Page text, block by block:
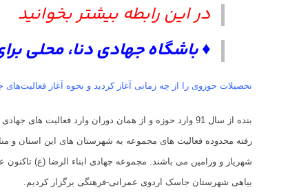
در این رابطه بیشتر بخوانید
♦باشگاه جهادی دنا، محلی
تحصیلات حوزوی را از چه زمانی آغاز کردید و نحوه آغاز
بنده از سال 91 وارد حوزه و از همان دوران وارد فعالیت های جهادی شدم؛ البته پیش از ورود به حوزه در دانشگاه مشغول به تحصیل بودم.
رفته محدوده فعالیت های مجموعه به شهرستان های این استان و
شهریار و ورامین می باشند. مجموعه جهادی ابناء الرضا (ع)
بیاهی شهرستان جاسک اردوی عمرانی-فرهنگی برگزار کردیم.